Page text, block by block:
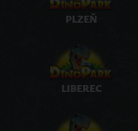
PLZEŇ
LIBEREC